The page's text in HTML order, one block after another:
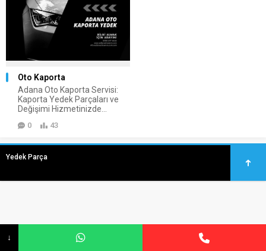
Oto Kaporta
Adana Oto Kaporta Servisi:
Kaporta Yedek Parçaları ve
Değişimi Hizmetinizde...
0 43
Yedek Parça
↓